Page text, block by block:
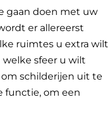
gaan doen met uw
er allereerst
ruimtes u extra wilt
sfeer u wilt
schilderijen uit te
functie, om een